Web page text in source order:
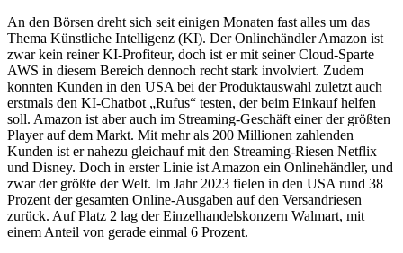
An den Börsen dreht sich seit einigen Monaten fast alles um das
Thema Künstliche Intelligenz (KI). Der Onlinehändler Amazon ist
zwar kein reiner KI-Profiteur, doch ist er mit seiner Cloud-Sparte
AWS in diesem Bereich dennoch recht stark involviert. Zudem
konnten Kunden in den USA bei der Produktauswahl zuletzt auch
erstmals den KI-Chatbot „Rufus“ testen, der beim Einkauf helfen
soll. Amazon ist aber auch im Streaming-Geschäft einer der größten
Player auf dem Markt. Mit mehr als 200 Millionen zahlenden
Kunden ist er nahezu gleichauf mit den Streaming-Riesen Netflix
und Disney. Doch in erster Linie ist Amazon ein Onlinehändler, und
zwar der größte der Welt. Im Jahr 2023 fielen in den USA rund 38
Prozent der gesamten Online-Ausgaben auf den Versandriesen
zurück. Auf Platz 2 lag der Einzelhandelskonzern Walmart, mit
einem Anteil von gerade einmal 6 Prozent.